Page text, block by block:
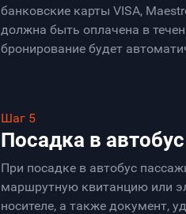
банковские карты VISA,
должна быть оплачена в
бронирование будет
Шаг 5
Посадка в автобус
При посадке в автобус
маршрутную квитанцию или
носителе, а также документ,